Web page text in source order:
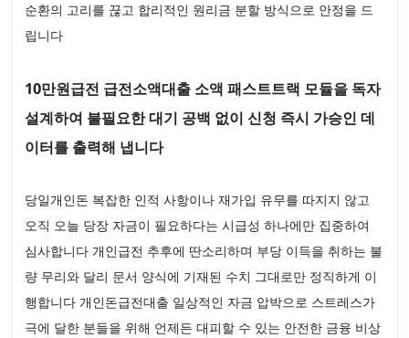
순환의 고리를 끊고 합리적인 원리금 분할 방식으로 안정을 드
립니다
10만원급전 급전소액대출 소액 패스트트랙 모듈을 독자
설계하여 불필요한 대기 공백 없이 신청 즉시 가승인 데
이터를 출력해 냅니다
당일개인돈 복잡한 인적 사항이나 재가입 유무를 따지지 않고
오직 오늘 당장 자금이 필요하다는 시급성 하나에만 집중하여
심사합니다 개인급전 추후에 딴소리하며 부당 이득을 취하는 불
량 무리와 달리 문서 양식에 기재된 수치 그대로만 정직하게 이
행합니다 개인돈급전대출 일상적인 자금 압박으로 스트레스가
극에 달한 분들을 위해 언제든 대피할 수 있는 안전한 금융 비상